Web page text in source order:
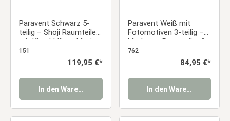
Paravent Schwarz 5-
teilig – Shoji Raumteiler
mit Kirschblüten Motiv
aus Holz
151
Regulärer Preis:
119,95 €*
In den Warenkorb
Paravent Weiß mit
Fotomotiven 3-teilig –
Moderner Raumteiler &
Dekorativer Sichtschutz
762
Regulärer Preis:
84,95 €*
In den Warenkorb